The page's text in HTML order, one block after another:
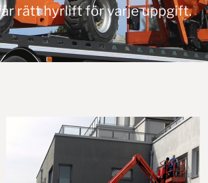
rätt hyrlift för varje uppgift.